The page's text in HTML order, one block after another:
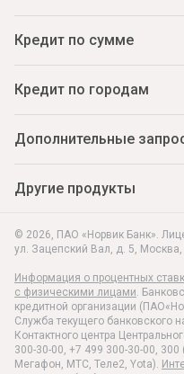
© 2026, ПАО «Норвик Банк».
ул. Зацепский Вал, д. 5, Москва,
Информация о процентных
с физическими лицами.
кредитной организации
Служба текущего банковского
Контактного центра
300-30-00, +7 499 300-30-00,
Мегафон, МТС, Теле2, Yota).
Кредит по сумме
Кредит по городам
Дополнительные
Другие продукты